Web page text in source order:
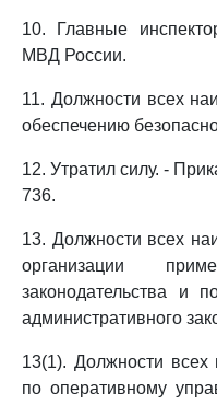
10. Главные
МВД России.
11. Должности всех
обеспечению
12. Утратил силу. -
736.
13. Должности всех
организации
законодательства и
административного
13(1). Должности всех
по оперативному